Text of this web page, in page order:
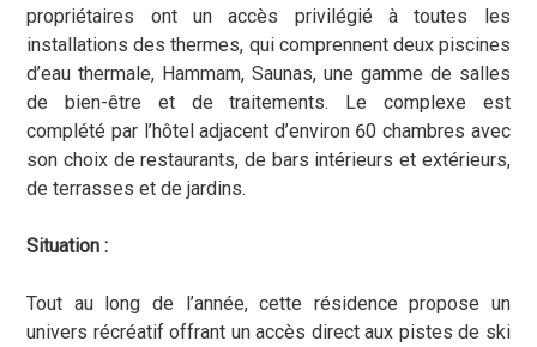
propriétaires ont un accès privilégié à toutes les
installations des thermes, qui comprennent deux piscines
d’eau thermale, Hammam, Saunas, une gamme de salles
de bien-être et de traitements. Le complexe est
complété par l’hôtel adjacent d’environ 60 chambres avec
son choix de restaurants, de bars intérieurs et extérieurs,
de terrasses et de jardins.
Situation :
Tout au long de l’année, cette résidence propose un
univers récréatif offrant un accès direct aux pistes de ski